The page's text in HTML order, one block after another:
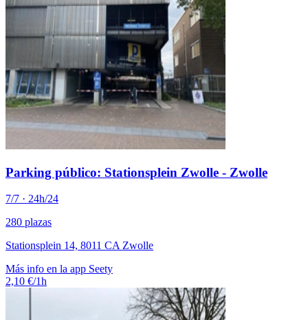
Parking público: Stationsplein Zwolle - Zwolle
7/7 · 24h/24
280 plazas
Stationsplein 14, 8011 CA Zwolle
Más info en la app Seety
2,10 €/1h